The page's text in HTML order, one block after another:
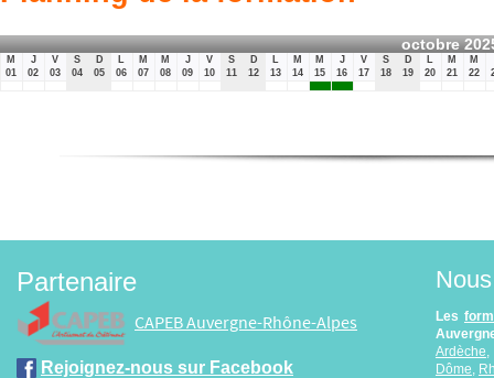
octobre
M
01
J
02
V
03
S
04
D
05
06
M
07
M
08
J
09
V
10
S
11
D
12
13
M
14
M
15
J
16
V
17
S
18
D
19
20
M
21
M
22
Partenaire
CAPEB Auvergne-Rhône-Alpes
Rejoignez-nous sur Facebook
Les
Ardèche
Dôme,